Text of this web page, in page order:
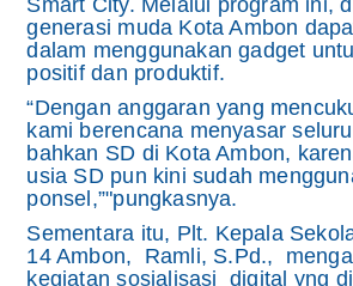
generasi muda Kota Ambon
dalam menggunakan gadget
positif dan produktif.
“Dengan anggaran yang
kami berencana menyasar
bahkan SD di Kota Ambon,
usia SD pun kini sudah
ponsel,”"pungkasnya.
Sementara itu, Plt. Kepala
14 Ambon, Ramli, S.Pd.,
kegiatan sosialisasi digital yng